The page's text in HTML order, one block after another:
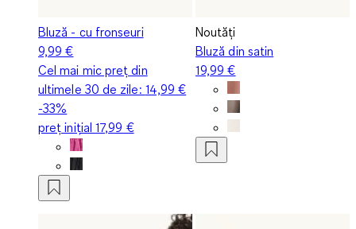
Bluză - cu fronseuri
9,99 €
Cel mai mic preț din
ultimele 30 de zile: 14,99 €
-33%
preț inițial17,99 €
Noutăți
Bluză din satin
19,99 €